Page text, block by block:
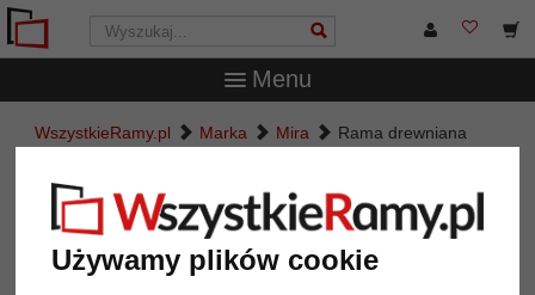
Używamy plików cookie
Menu
WszystkieRamy.pl Marka Mira
Rama drewniana
Rama drewniana Toulouse